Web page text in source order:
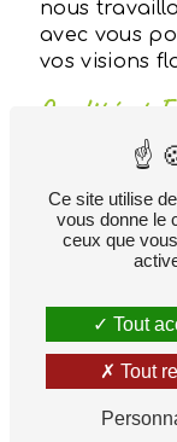
nous
avec vous
vos visions
Qualité et
Aux
fraîcheur
absolue.
chaque
qu'elles
de vitalité.
envers
assurés
frais et
Dommartin
Ce site utilise
vous donne le
ceux que
Tout
Tout